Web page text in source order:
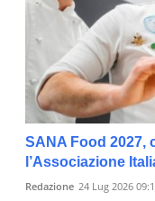
SANA Food 2027,
l’Associazione
Redazione 24 Lug 2026